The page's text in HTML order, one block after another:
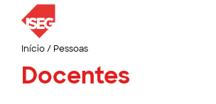
Início/ Pessoas
Docentes